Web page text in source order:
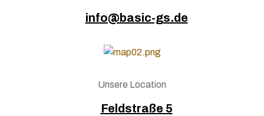
info@basic-gs.de
Unsere Location
Feldstraße 5